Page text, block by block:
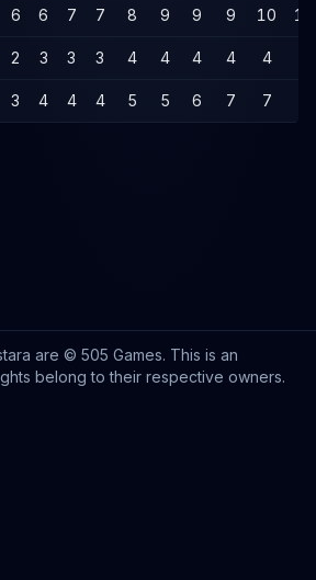
6 6 7 7 8 9 9 9 10 10
2 3 3 3 4 4 4 4 4
3 4 4 4 5 5 6 7 7
are © 505 Games. This is an
belong to their respective owners.